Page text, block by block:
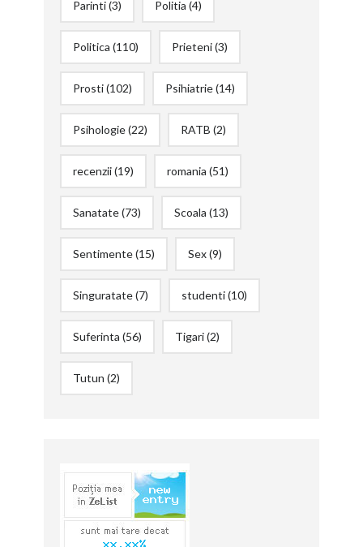
Parinti(3) Politia (4)
Politica (110) Prieteni(3)
Prosti(102) Psihiatrie(14)
Psihologie(22) RATB (2)
recenzii(19) romania (51)
Sanatate(73) Scoala (13)
Sentimente(15) Sex(9)
Singuratate(7) studenti(10)
Suferinta (56) Tigari(2)
Tutun (2)